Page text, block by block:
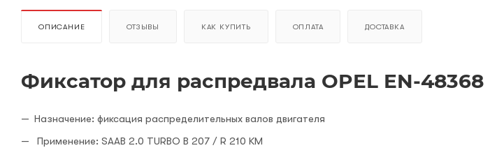
ОПИСАНИЕ ОТЗЫВЫ КАК КУПИТЬ ОПЛАТА ДОСТАВКА
Фиксатор для распредвала OPEL EN-48368
Назначение: фиксация распределительных валов двигателя
Применение: SAAB 2.0 TURBO B 207 / R 210 KM